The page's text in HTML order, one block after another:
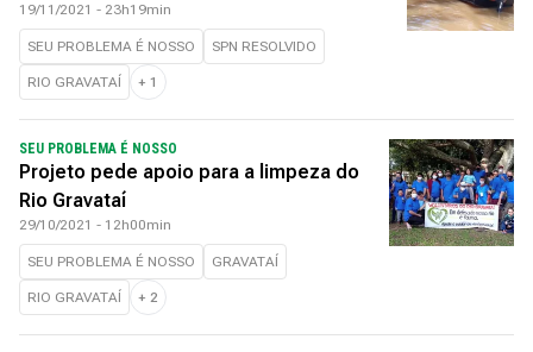
19/11/2021 - 23h19min
SEU PROBLEMA É NOSSO SPN RESOLVIDO
RIO GRAVATAÍ + 1
SEU PROBLEMA É NOSSO
Projeto pede apoio para a limpeza do
Rio Gravataí
29/10/2021 - 12h00min
SEU PROBLEMA É NOSSO GRAVATAÍ
RIO GRAVATAÍ + 2